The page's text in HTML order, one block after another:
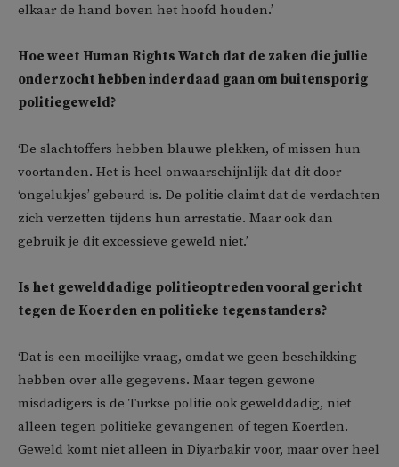
elkaar de hand boven het hoofd houden.’
Hoe weet Human Rights Watch dat de zaken die jullie
onderzocht hebben inderdaad gaan om buitensporig
politiegeweld?
‘De slachtoffers hebben blauwe plekken, of missen hun
voortanden. Het is heel onwaarschijnlijk dat dit door
‘ongelukjes’ gebeurd is. De politie claimt dat de verdachten
zich verzetten tijdens hun arrestatie. Maar ook dan
gebruik je dit excessieve geweld niet.’
Is het gewelddadige politieoptreden vooral gericht
tegen de Koerden en politieke tegenstanders?
‘Dat is een moeilijke vraag, omdat we geen beschikking
hebben over alle gegevens. Maar tegen gewone
misdadigers is de Turkse politie ook gewelddadig, niet
alleen tegen politieke gevangenen of tegen Koerden.
Geweld komt niet alleen in Diyarbakir voor, maar over heel